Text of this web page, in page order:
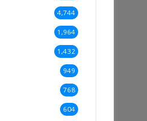
4,744
1,964
1,432
949
768
604